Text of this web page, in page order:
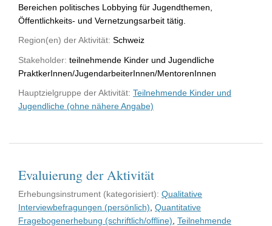
Bereichen politisches Lobbying für Jugendthemen,
Öffentlichkeits- und Vernetzungsarbeit tätig.
Region(en) der Aktivität: Schweiz
Stakeholder: teilnehmende Kinder und Jugendliche
PraktkerInnen/JugendarbeiterInnen/MentorenInnen
Hauptzielgruppe der Aktivität: Teilnehmende Kinder und
Jugendliche (ohne nähere Angabe)
Evaluierung der Aktivität
Erhebungsinstrument (kategorisiert): Qualitative
Interviewbefragungen (persönlich) Quantitative
Fragebogenerhebung (schriftlich/offline) Teilnehmende